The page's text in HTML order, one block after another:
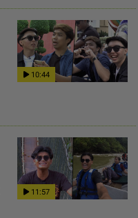
10:44
11:57